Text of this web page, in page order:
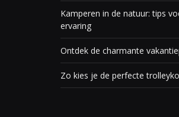
Kamperen in de natuur: tips
ervaring
Ontdek de charmante
Zo kies je de perfecte